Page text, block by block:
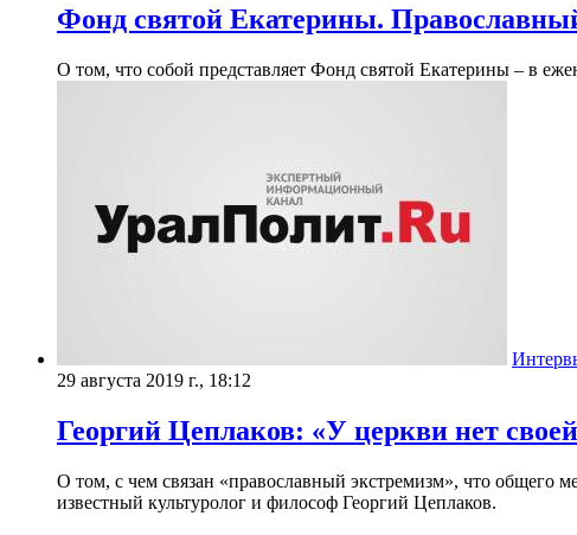
Фонд святой Екатерины.
О том, что собой представляет Фонд святой Екатерины – в
29 августа 2019 г., 18:12
Георгий Цеплаков: «У церкви нет
О том, с чем связан «православный экстремизм», что общего
известный культуролог и философ Георгий Цеплаков.